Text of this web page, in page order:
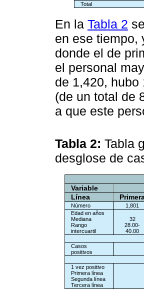
Total
En la Tabla 2
en ese tiempo,
donde el de
el personal
de 1,420,
(de un total de
a que este
Tabla 2: Tabla
desglose de
Variable
Línea
Número 1,801
Edad en años
Mediana
Rango
intercuartil
32
28.00-
40.00
Casos
positivos
1 vez positivo
Primera línea
Segunda línea
Tercera línea